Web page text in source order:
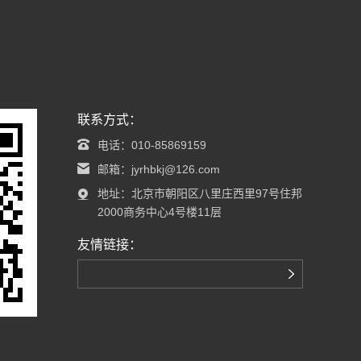
联系方式：
电话：010-85869159
邮箱：jyrhbkj@126.com
地址：北京市朝阳区八里庄西里97号住邦
2000商务中心4号楼11层
友情链接：